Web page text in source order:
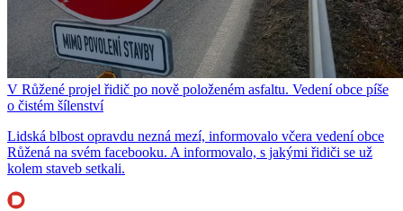
V Růžené projel řidič po nově položeném asfaltu. Vedení obce píše
o čistém šílenství
Lidská blbost opravdu nezná mezí, informovalo včera vedení obce
Růžená na svém facebooku. A informovalo, s jakými řidiči se už
kolem staveb setkali.